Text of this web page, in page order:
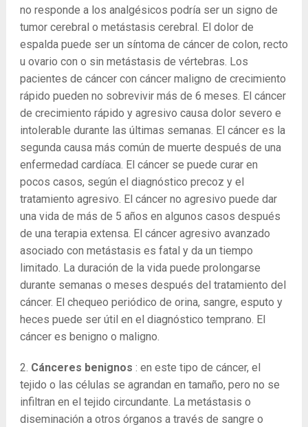
no responde a los analgésicos podría ser un signo de
tumor cerebral o metástasis cerebral. El dolor de
espalda puede ser un síntoma de cáncer de colon, recto
u ovario con o sin metástasis de vértebras. Los
pacientes de cáncer con cáncer maligno de crecimiento
rápido pueden no sobrevivir más de 6 meses. El cáncer
de crecimiento rápido y agresivo causa dolor severo e
intolerable durante las últimas semanas. El cáncer es la
segunda causa más común de muerte después de una
enfermedad cardíaca. El cáncer se puede curar en
pocos casos, según el diagnóstico precoz y el
tratamiento agresivo. El cáncer no agresivo puede dar
una vida de más de 5 años en algunos casos después
de una terapia extensa. El cáncer agresivo avanzado
asociado con metástasis es fatal y da un tiempo
limitado. La duración de la vida puede prolongarse
durante semanas o meses después del tratamiento del
cáncer. El chequeo periódico de orina, sangre, esputo y
heces puede ser útil en el diagnóstico temprano. El
cáncer es benigno o maligno.
2. Cánceres benignos : en este tipo de cáncer, el
tejido o las células se agrandan en tamaño, pero no se
infiltran en el tejido circundante. La metástasis o
diseminación a otros órganos a través de sangre o